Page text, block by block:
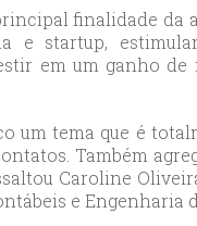
finalidade da
e startup,
em um ganho
um tema que é
Também
Caroline
e Engenharia